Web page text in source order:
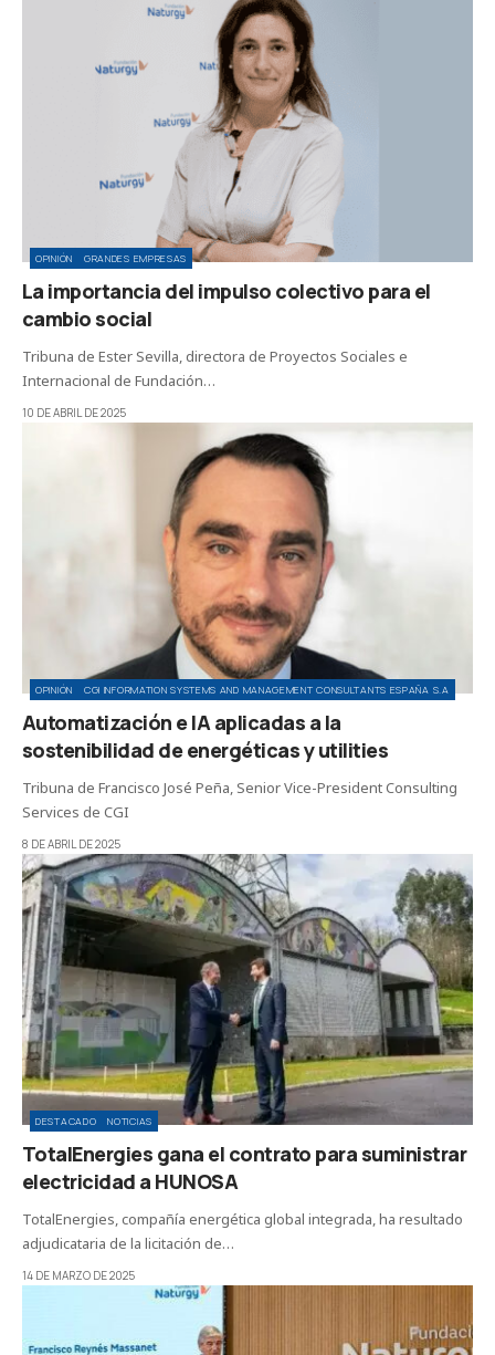
OPINIÓN GRANDES EMPRESAS
La importancia del impulso colectivo para el
cambio social
Tribuna de Ester Sevilla, directora de Proyectos Sociales e
Internacional de Fundación…
10 DE ABRIL DE 2025
OPINIÓN CGI INFORMATION SYSTEMS AND MANAGEMENT CONSULTANTS ESPAÑA S.A
Automatización e IA aplicadas a la
sostenibilidad de energéticas y utilities
Tribuna de Francisco José Peña, Senior Vice-President Consulting
Services de CGI
8 DE ABRIL DE 2025
DESTACADO NOTICIAS
TotalEnergies gana el contrato para suministrar
electricidad a HUNOSA
TotalEnergies, compañía energética global integrada, ha resultado
adjudicataria de la licitación de…
14 DE MARZO DE 2025